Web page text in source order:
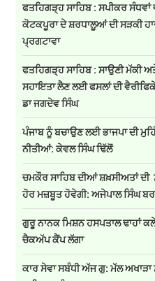
ਫਤਹਿਗੜ੍ਹ ਸਾਹਿਬ : ਸਪੀਕਰ
ਕੋਟਕਪੂਰਾ ਦੇ ਸ਼ਰਧਾਲੂਆਂ ਦੀ ਸੜਕੀ
ਪ੍ਰਗਟਾਵਾ
ਫਤਹਿਗੜ੍ਹ ਸਾਹਿਬ : ਸਾਉਣੀ ਮੱਕੀ
ਸਹਾਇਤਾ ਲੈਣ ਲਈ ਫਸਲਾਂ ਦੀ
ਡਾ ਜਗਦੇਵ ਸਿੰਘ
ਪੰਜਾਬ ਨੂੰ ਬਚਾਉਣ ਲਈ ਭਾਜਪਾ ਦੀ
ਨੀਤੀਆਂ: ਕੇਵਲ ਸਿੰਘ ਢਿੱਲੋਂ
ਚਮਕੌਰ ਸਾਹਿਬ ਦੀਆਂ ਸ਼ਖ਼ਸੀਅਤਾਂ
ਹੋਰ ਮਜ਼ਬੂਤ ਹੋਵੇਗੀ: ਅਜੇਪਾਲ ਸਿੰਘ
ਗੁਰੂ ਨਾਨਕ ਮਿਸ਼ਨ ਹਸਪਤਾਲ ਢਾਹਾਂ
ਚੈਕਅੱਪ ਕੈਂਪ ਲੱਗਾ
ਕਾਰ ਸੇਵਾ ਸਬੰਧੀ ਅੱਜ ਗੁ: ਮੱਲ ਅਖਾੜਾ